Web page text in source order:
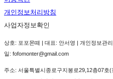
개인정보처리방침
사업자정보확인
상호: 포포몬떼 | 대표: 안서영 | 개인정보관
일: fofomonter@gmail.com
주소: 서울특별시종로구지봉로29,12층07호